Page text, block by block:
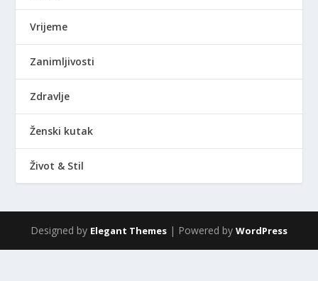
Vrijeme
Zanimljivosti
Zdravlje
Ženski kutak
Život & Stil
Designed by Elegant Themes | Powered by WordPress